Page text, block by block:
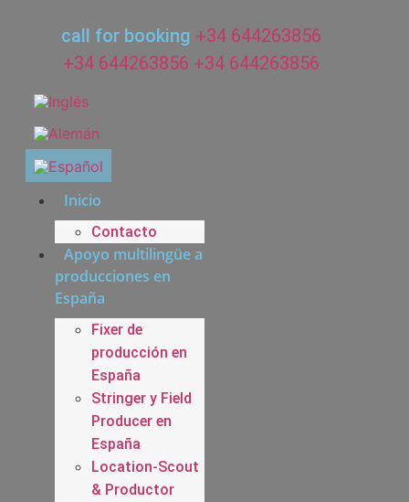
contenido
call for booking +34 644263856
+34 644263856 +34 644263856
Inicio
Contacto
Apoyo multilingüe a
producciones en
España
Fixer de
producción en
España
Stringer y Field
Producer en
España
Location-Scout
& Productor